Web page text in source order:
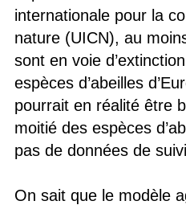
internationale pour la
nature (UICN), au
sont en voie
espèces d’abeilles
pourrait en réalité être
moitié des espèces
pas de données de
On sait que le modèle